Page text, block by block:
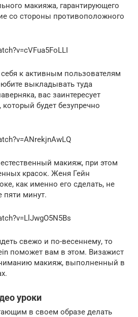
макияжа, гарантирующего
со стороны противоположного
к активным пользователям
выкладывать туда
вас заинтересует
будет безупречно
макияж, при этом
красок. Женя Гейн
как именно его сделать, не
пяти минут.
свежо и по-весеннему, то
поможет вам в этом. Визажист
макияж, выполненный в
уроки
в своем образе делать